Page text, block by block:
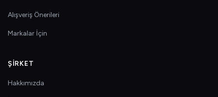
Alışveriş Önerileri
Markalar İçin
ŞIRKET
Hakkımızda